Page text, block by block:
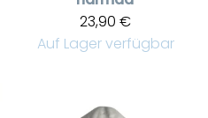
23,90 €
Auf Lager verfügbar